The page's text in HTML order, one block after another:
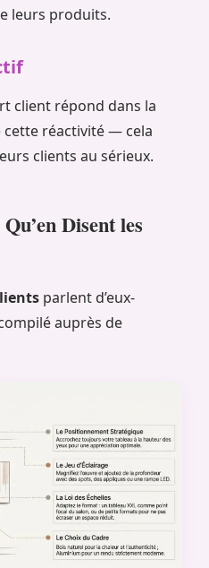
leurs produits.
client répond dans la
cette réactivité — cela
clients au sérieux.
Disent les
parlent d’eux-
auprès de